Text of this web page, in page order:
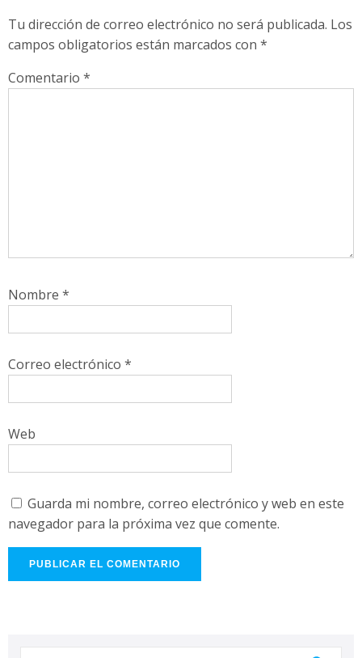
Tu dirección de correo electrónico no será publicada. Los
campos obligatorios están marcados con *
Comentario *
Nombre *
Correo electrónico *
Web
Guarda mi nombre, correo electrónico y web en este
navegador para la próxima vez que comente.